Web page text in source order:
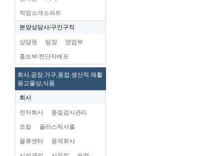
직업소개소파트
분양상담사/구인구직
상담원 팀장 영업부
홍보부/전단지배포
회사.공장.가구,용접.생산직.재활
용고물상,식품
회사
전자회사 품질검사관리
조립 플라스틱사출
물류센타 용역회사